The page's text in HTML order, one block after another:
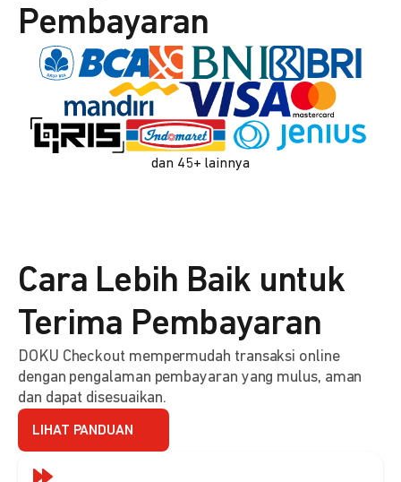
Pembayaran
dan 45+ lainnya
Cara Lebih Baik untuk
Terima Pembayaran
DOKU Checkout mempermudah transaksi online
dengan pengalaman pembayaran yang mulus, aman
dan dapat disesuaikan.
LIHAT PANDUAN